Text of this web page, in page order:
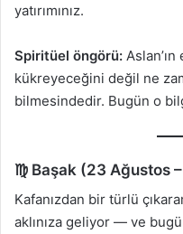
yatırımınız.
Spiritüel öngörü:
kükreyeceğini değil ne
bilmesindedir. Bugün o
♍ Başak (23 Ağustos
Kafanızdan bir türlü
aklınıza geliyor — ve